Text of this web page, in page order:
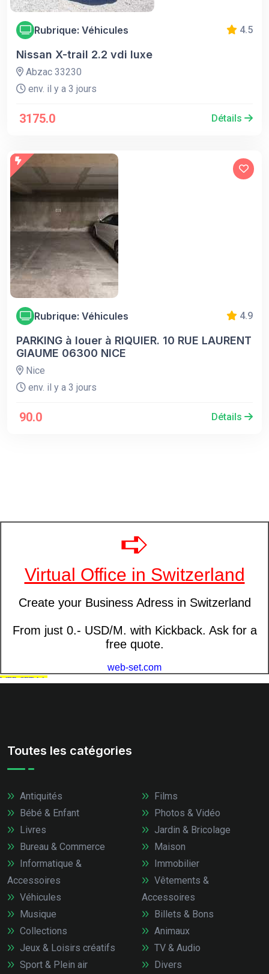
Rubrique: Véhicules 4.5
Nissan X-trail 2.2 vdi luxe
Abzac 33230
env. il y a 3 jours
3175.0 Détails
Rubrique: Véhicules 4.9
PARKING à louer à RIQUIER. 10 RUE LAURENT
GIAUME 06300 NICE
Nice
env. il y a 3 jours
90.0 Détails
Toutes les catégories
Antiquités
Bébé & Enfant
Livres
Bureau & Commerce
Informatique &
Accessoires
Véhicules
Films
Photos & Vidéo
Jardin & Bricolage
Maison
Immobilier
Vêtements &
Accessoires
Musique
Collections
Jeux & Loisirs créatifs
Sport & Plein air
Billets & Bons
Animaux
TV & Audio
Divers